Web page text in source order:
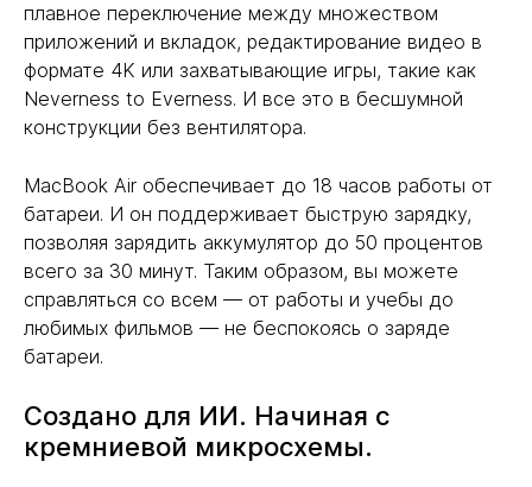
плавное переключение между множеством
приложений и вкладок, редактирование видео в
формате 4K или захватывающие игры, такие как
Neverness to Everness. И все это в бесшумной
конструкции без вентилятора.
MacBook Air обеспечивает до 18 часов работы от
батареи. И он поддерживает быструю зарядку,
позволяя зарядить аккумулятор до 50 процентов
всего за 30 минут. Таким образом, вы можете
справляться со всем — от работы и учебы до
любимых фильмов — не беспокоясь о заряде
батареи.
Создано для ИИ. Начиная с
кремниевой микросхемы.